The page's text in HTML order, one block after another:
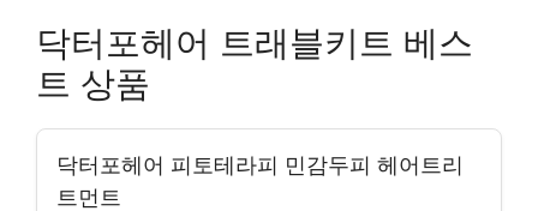
닥터포헤어 트래블키트 베스
트 상품
닥터포헤어 피토테라피 민감두피 헤어트리
트먼트